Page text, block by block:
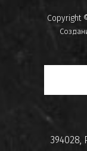
Copyright